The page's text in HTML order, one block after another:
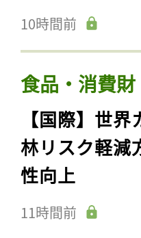
10時間前
食品・消費
【国際】世
林リスク軽減
性向上
11時間前